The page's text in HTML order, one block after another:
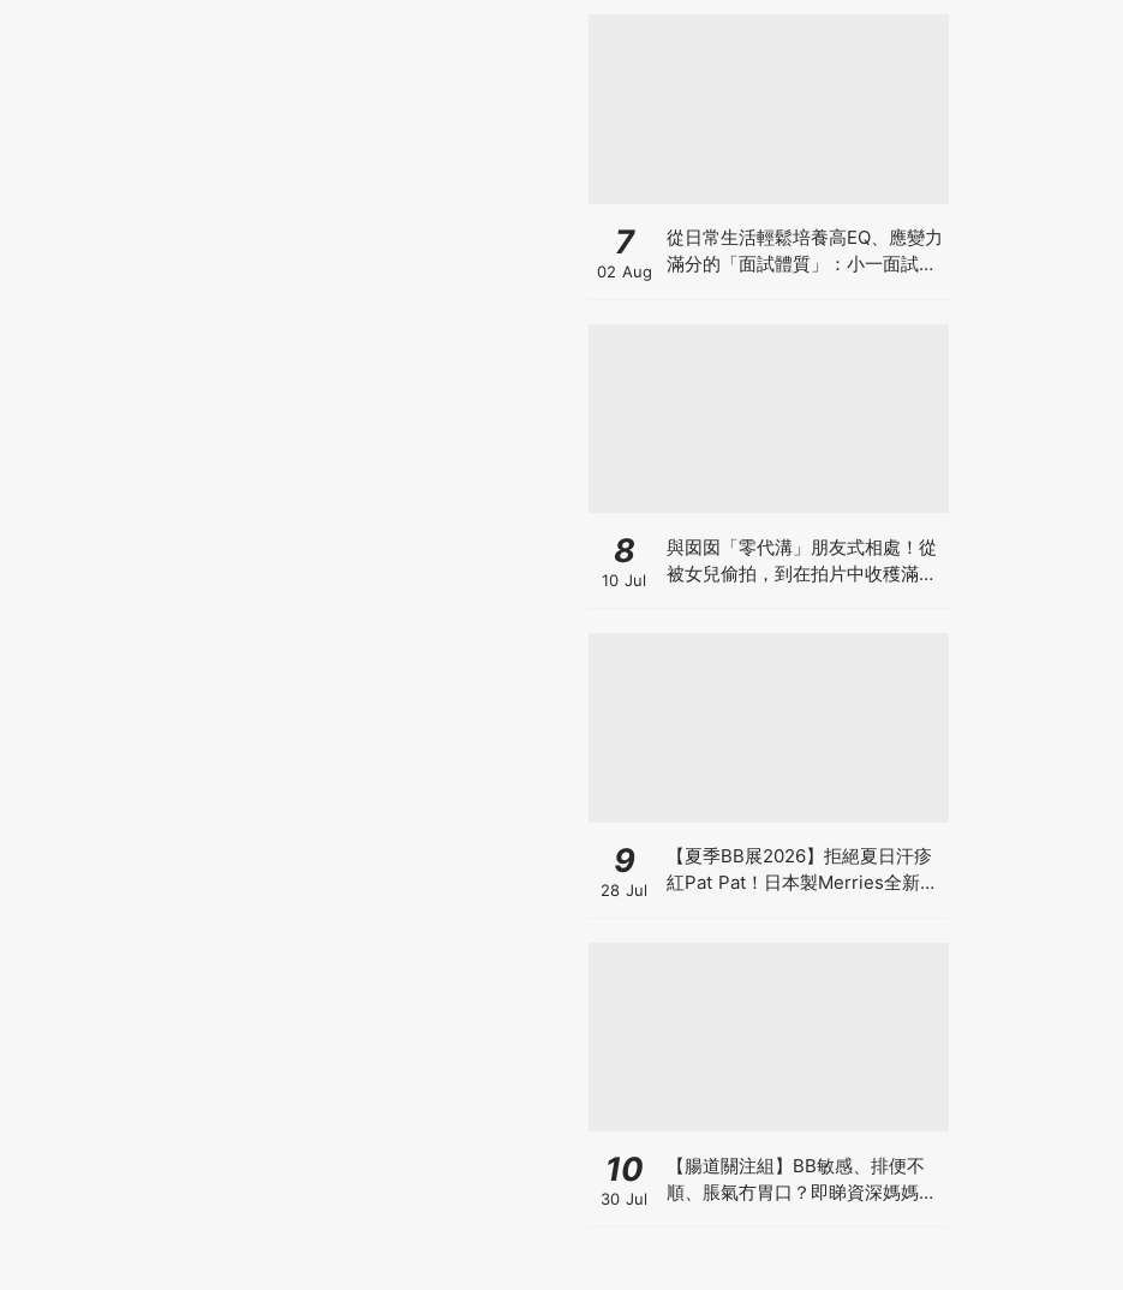
7
02 Aug
從日常生活輕鬆培養高EQ、應變力
滿分的「面試體質」：小一面試最
8
10 Jul
與囡囡「零代溝」朋友式相處！從
被女兒偷拍，到在拍片中收穫滿足
9
28 Jul
【夏季BB展2026】拒絕夏日汗疹
紅Pat Pat！日本製Merries全新超
10
30 Jul
【腸道關注組】BB敏感、排便不
順、脹氣冇胃口？即睇資深媽媽分